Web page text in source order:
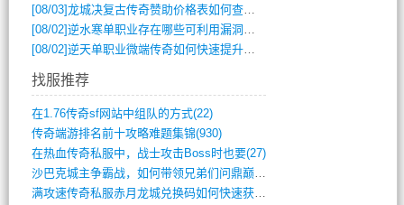
[08/03]龙城决复古传奇赞助价格表如何查询？
[08/02]逆水寒单职业存在哪些可利用漏洞？如何快速提升战力？
[08/02]逆天单职业微端传奇如何快速提升战力？新手必看攻略
找服推荐
在1.76传奇sf网站中组队的方式(22)
传奇端游排名前十攻略难题集锦(930)
在热血传奇私服中，战士攻击Boss时也要(27)
沙巴克城主争霸战，如何带领兄弟们问鼎巅峰(565)
满攻速传奇私服赤月龙城兑换码如何快速获取(676)